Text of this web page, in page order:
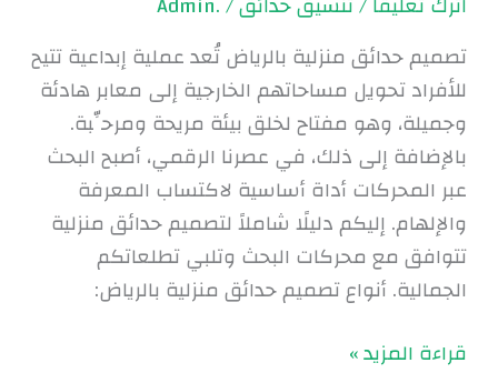
تصميم حدائق منزلية بالرياض تُعد عملية إبداعية تتيح
للأفراد تحويل مساحاتهم الخارجية إلى معابر هادئة
وجميلة، وهو مفتاح لخلق بيئة مريحة ومرحِّبة.
بالإضافة إلى ذلك، في عصرنا الرقمي، أصبح البحث
عبر المحركات أداة أساسية لاكتساب المعرفة
والإلهام. إليكم دليلًا شاملاً لتصميم حدائق منزلية
تتوافق مع محركات البحث وتلبي تطلعاتكم
الجمالية. أنواع تصميم حدائق منزلية بالرياض:
قراءة المزيد »